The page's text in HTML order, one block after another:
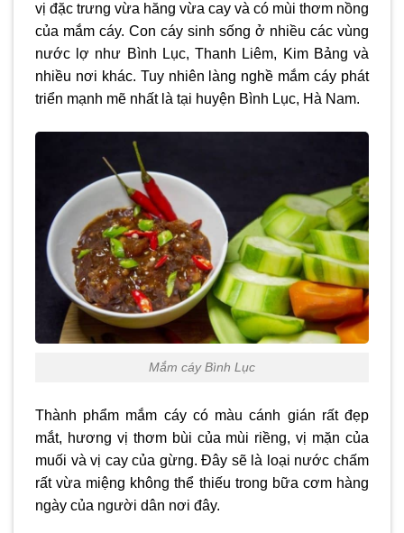
vị đặc trưng vừa hăng vừa cay và có mùi thơm nồng
của mắm cáy. Con cáy sinh sống ở nhiều các vùng
nước lợ như Bình Lục, Thanh Liêm, Kim Bảng và
nhiều nơi khác. Tuy nhiên làng nghề mắm cáy phát
triển mạnh mẽ nhất là tại huyện Bình Lục, Hà Nam.
Mắm cáy Bình Lục
Thành phẩm mắm cáy có màu cánh gián rất đẹp
mắt, hương vị thơm bùi của mùi riềng, vị mặn của
muối và vị cay của gừng. Đây sẽ là loại nước chấm
rất vừa miệng không thể thiếu trong bữa cơm hàng
ngày của người dân nơi đây.